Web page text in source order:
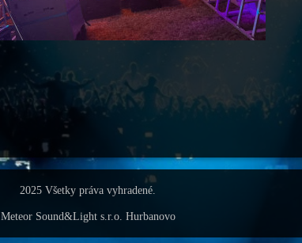
2025 Všetky práva vyhradené.
Meteor Sound&Light s.r.o. Hurbanovo